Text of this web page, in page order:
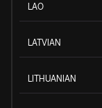
LAO
LATVIAN
LITHUANIAN